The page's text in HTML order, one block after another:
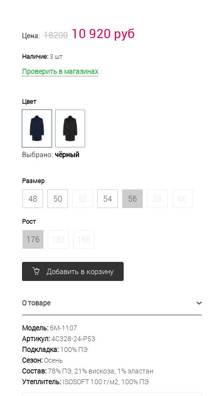
Цена: 18200 10 920 руб
Наличие:3 шт
Проверить в магазинах
Цвет
Выбрано: чёрный
Размер
48 50 52 54 56 58 60
Рост
176 182 188
Добавить в корзину
О товаре
Модель: 6М-1107
Артикул:4С328-24-Р53
Подкладка: 100% ПЭ
Сезон:Осень
Состав:78% ПЭ, 21% вискоза, 1% эластан
Утеплитель: ISOSOFT 100 г/м2, 100% ПЭ